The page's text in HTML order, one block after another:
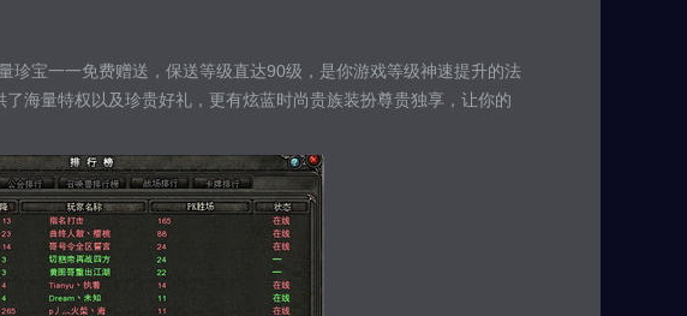
珍宝一一免费赠送，保送等级直达90级，是你游戏等级神速提升的法
海量特权以及珍贵好礼，更有炫蓝时尚贵族装扮尊贵独享，让你的